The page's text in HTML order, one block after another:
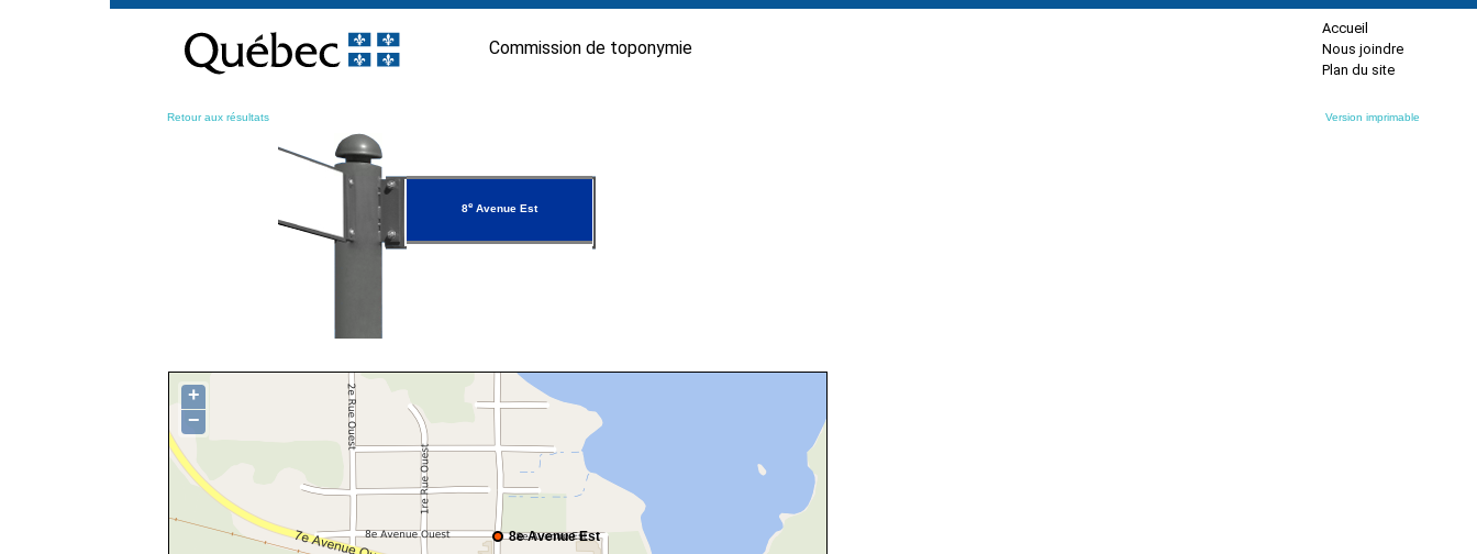
contenu
Commission de toponymie
Accueil
Nous joindre
Plan du site
Retour aux résultats Version imprimable
8eAvenue Est
8e Avenue Est
+
−